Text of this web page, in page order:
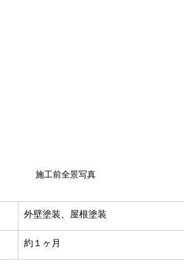
施工前全景写真
外壁塗装、屋根塗装
約１ヶ月